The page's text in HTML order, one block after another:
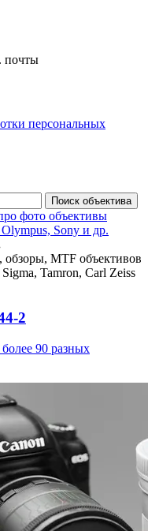
почты
персональных
обзоры, MTF объективов
Tamron, Carl Zeiss
2
90 разных